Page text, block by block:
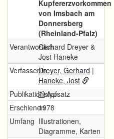
Kupfererzvorkommen
von Imsbach am
Donnersberg
(Rheinland-Pfalz)
VerantwortlichGerhard Dreyer &
Jost Haneke
Verfasser/inDreyer, Gerhard |
Haneke, Jost
PublikationstypAufsatz
Erschienen1978
Umfang Illustrationen,
Diagramme, Karten